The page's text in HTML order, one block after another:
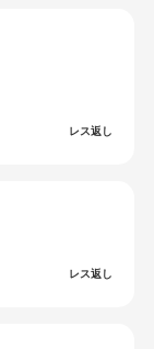
レス返し
レス返し